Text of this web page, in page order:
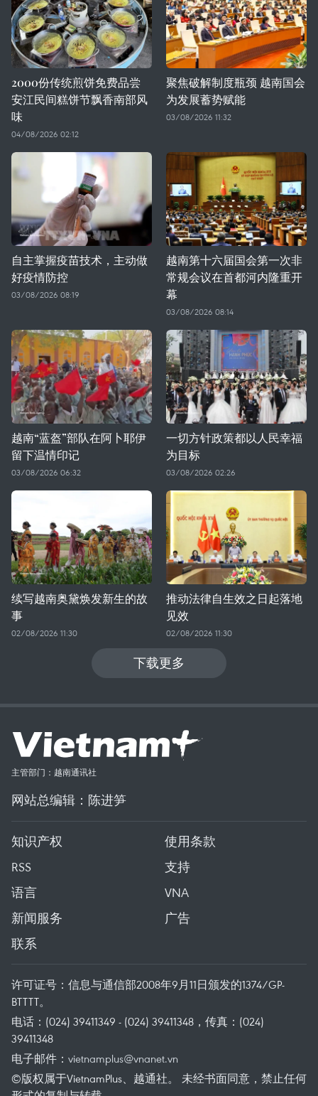
2000份传统煎饼免费品尝
安江民间糕饼节飘香南部风
味
04/08/2026 02:12
聚焦破解制度瓶颈 越南国会
为发展蓄势赋能
03/08/2026 11:32
自主掌握疫苗技术，主动做
好疫情防控
03/08/2026 08:19
越南第十六届国会第一次非
常规会议在首都河内隆重开
幕
03/08/2026 08:14
越南“蓝盔”部队在阿卜耶伊
留下温情印记
03/08/2026 06:32
一切方针政策都以人民幸福
为目标
03/08/2026 02:26
续写越南奥黛焕发新生的故
事
02/08/2026 11:30
推动法律自生效之日起落地
见效
02/08/2026 11:30
下载更多
主管部门：越南通讯社
网站总编辑：陈进笋
知识产权
使用条款
RSS
支持
语言
VNA
新闻服务
广告
联系
许可证号：信息与通信部2008年9月11日颁发的1374/GP-
BTTTT。
电话：(024) 39411349 - (024) 39411348，传真：(024)
39411348
电子邮件： vietnamplus@vnanet.vn
©版权属于VietnamPlus、越通社。 未经书面同意，禁止任何